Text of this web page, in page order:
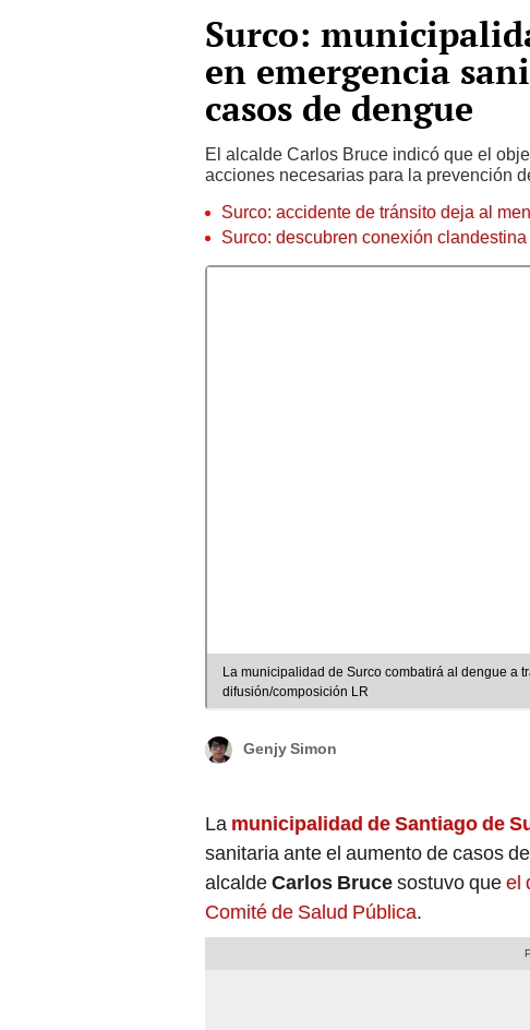
Surco:
en emergencia
casos de dengue
El alcalde Carlos Bruce indicó que el
acciones necesarias para la prevención
Surco: accidente de tránsito deja al
Surco: descubren conexión
La municipalidad de Surco combatirá al dengue a
difusión/composición LR
Genjy Simon
La municipalidad de Santiago de
sanitaria ante el aumento de casos
alcaldeCarlos Brucesostuvo queel
Comité de Salud Pública.